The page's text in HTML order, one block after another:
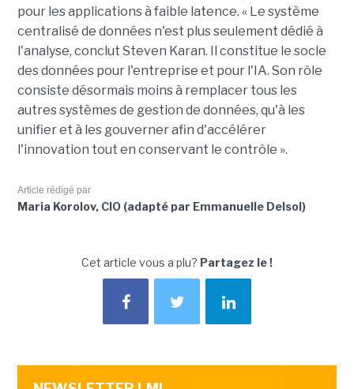
pour les applications à faible latence. « Le système
centralisé de données n'est plus seulement dédié à
l'analyse, conclut Steven Karan. Il constitue le socle
des données pour l'entreprise et pour l'IA. Son rôle
consiste désormais moins à remplacer tous les
autres systèmes de gestion de données, qu'à les
unifier et à les gouverner afin d'accélérer
l'innovation tout en conservant le contrôle ».
Article rédigé par
Maria Korolov, CIO (adapté par Emmanuelle Delsol)
Cet article vous a plu? Partagez le !